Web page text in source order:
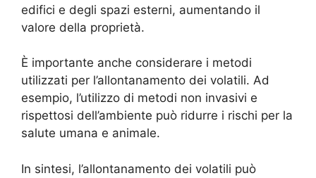
edifici e degli spazi esterni, aumentando il
valore della proprietà.
È importante anche considerare i metodi
utilizzati per l’allontanamento dei volatili. Ad
esempio, l’utilizzo di metodi non invasivi e
rispettosi dell’ambiente può ridurre i rischi per la
salute umana e animale.
In sintesi, l’allontanamento dei volatili può